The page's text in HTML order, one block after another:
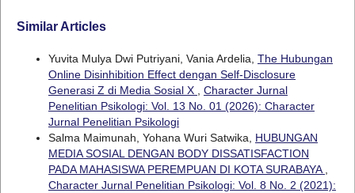
Similar Articles
Yuvita Mulya Dwi Putriyani, Vania Ardelia, The Hubungan
Online Disinhibition Effect dengan Self-Disclosure
Generasi Z di Media Sosial X
Character Jurnal
Penelitian Psikologi: Vol. 13 No. 01 (2026): Character
Jurnal Penelitian Psikologi
Salma Maimunah, Yohana Wuri Satwika, HUBUNGAN
MEDIA SOSIAL DENGAN BODY DISSATISFACTION
PADA MAHASISWA PEREMPUAN DI KOTA SURABAYA
Character Jurnal Penelitian Psikologi: Vol. 8 No. 2 (2021):